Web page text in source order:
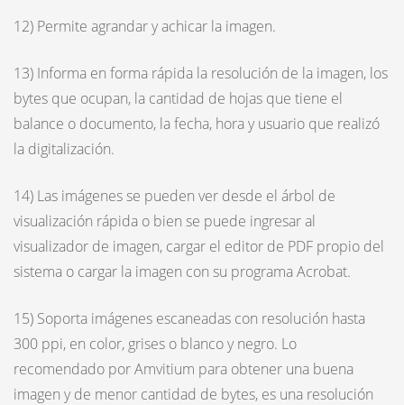
12) Permite agrandar y achicar la imagen.
13) Informa en forma rápida la resolución de la imagen, los
bytes que ocupan, la cantidad de hojas que tiene el
balance o documento, la fecha, hora y usuario que realizó
la digitalización.
14) Las imágenes se pueden ver desde el árbol de
visualización rápida o bien se puede ingresar al
visualizador de imagen, cargar el editor de PDF propio del
sistema o cargar la imagen con su programa Acrobat.
15) Soporta imágenes escaneadas con resolución hasta
300 ppi, en color, grises o blanco y negro. Lo
recomendado por Amvitium para obtener una buena
imagen y de menor cantidad de bytes, es una resolución